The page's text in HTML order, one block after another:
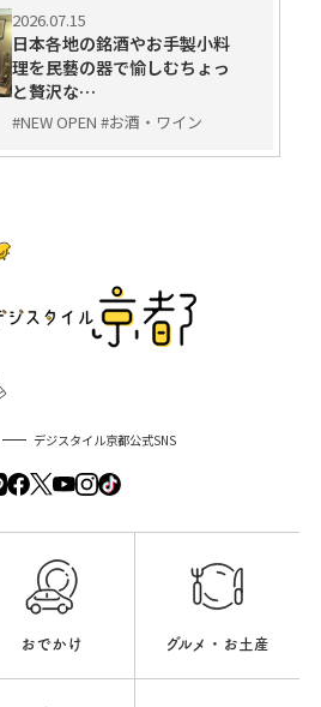
2026.07.15
日本各地の銘酒やお手製小料
理を民藝の器で愉しむちょっ
と贅沢な…
#NEW OPEN #お酒・ワイン
デジスタイル京都公式SNS
おでかけ グルメ・お土産